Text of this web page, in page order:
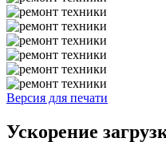
Версия для печати
Ускорение